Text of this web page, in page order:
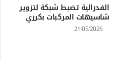
الفدرالية تضبط شبكة لتزوير
شاسيهات المركبات بكرري
21/05/2026